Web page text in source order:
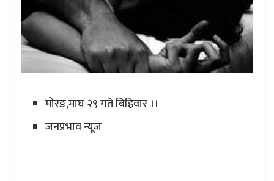
मोरङ,माघ २९ गते बिहिवार ।।
जनप्रभाव न्यूज